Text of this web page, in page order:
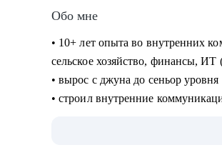
Обо мне
• 10+ лет опыта во внутренних
сельское хозяйство, финансы,
• вырос с джуна до сеньор уровня
• строил внутренние
• организовывал различные